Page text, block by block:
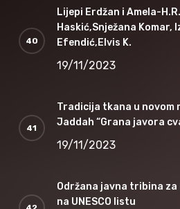
Lijepi Erdžan i Amela-
Haskić,Snježana Komar,
Efendić,Elvis K.
19/11/2023
Tradicija tkana u novom
Jaddah “Grana javora
19/11/2023
Održana javna tribina
na UNESCO listu